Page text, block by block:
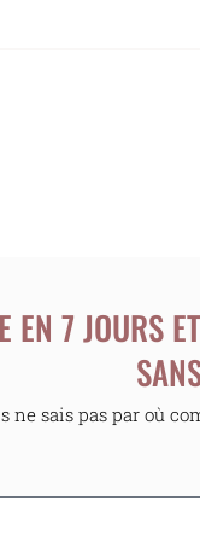
EN 7 JOURS
ne sais pas par où